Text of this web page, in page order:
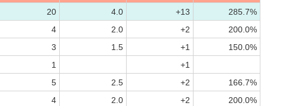
20 4.0 +13
285.7%
4 2.0 +2
200.0%
3 1.5 +1
150.0%
1
+1
5 2.5 +2
166.7%
4 2.0 +2
200.0%